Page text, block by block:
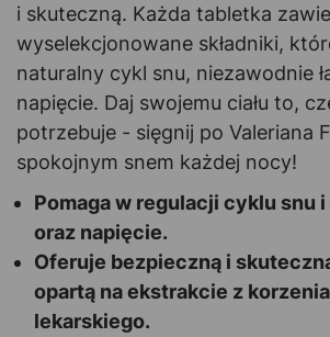
i skuteczną. Każda tabletka
wyselekcjonowane składniki,
naturalny cykl snu, niezawodnie
napięcie. Daj swojemu ciału to,
potrzebuje - sięgnij po Valeriana
spokojnym snem każdej nocy!
Pomaga w regulacji cyklu snu i
oraz napięcie.
Oferuje bezpieczną i
opartą na ekstrakcie z korzenia
lekarskiego.